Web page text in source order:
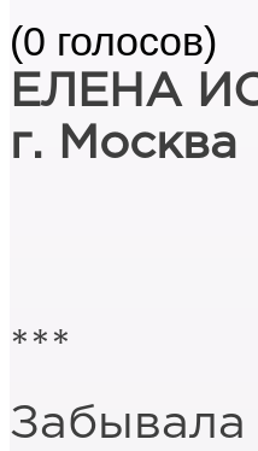
(0 голосов)
ЕЛЕНА
г. Москва
***
Забывала